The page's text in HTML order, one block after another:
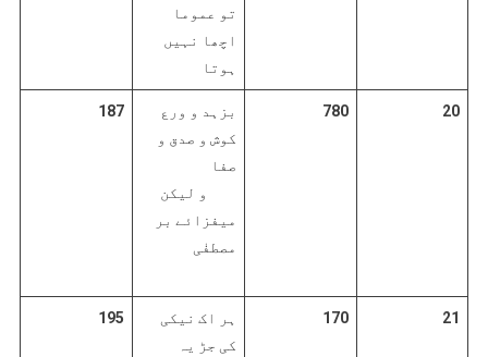
تو عموما
اچھا نہیں
ہوتا
20
780
بزہد و ورع
کوش و صدق و
صفا
و لیکن
میفزائے بر
مصطفٰی
187
21
170
ہر اک نیکی
کی جڑ یہ
195